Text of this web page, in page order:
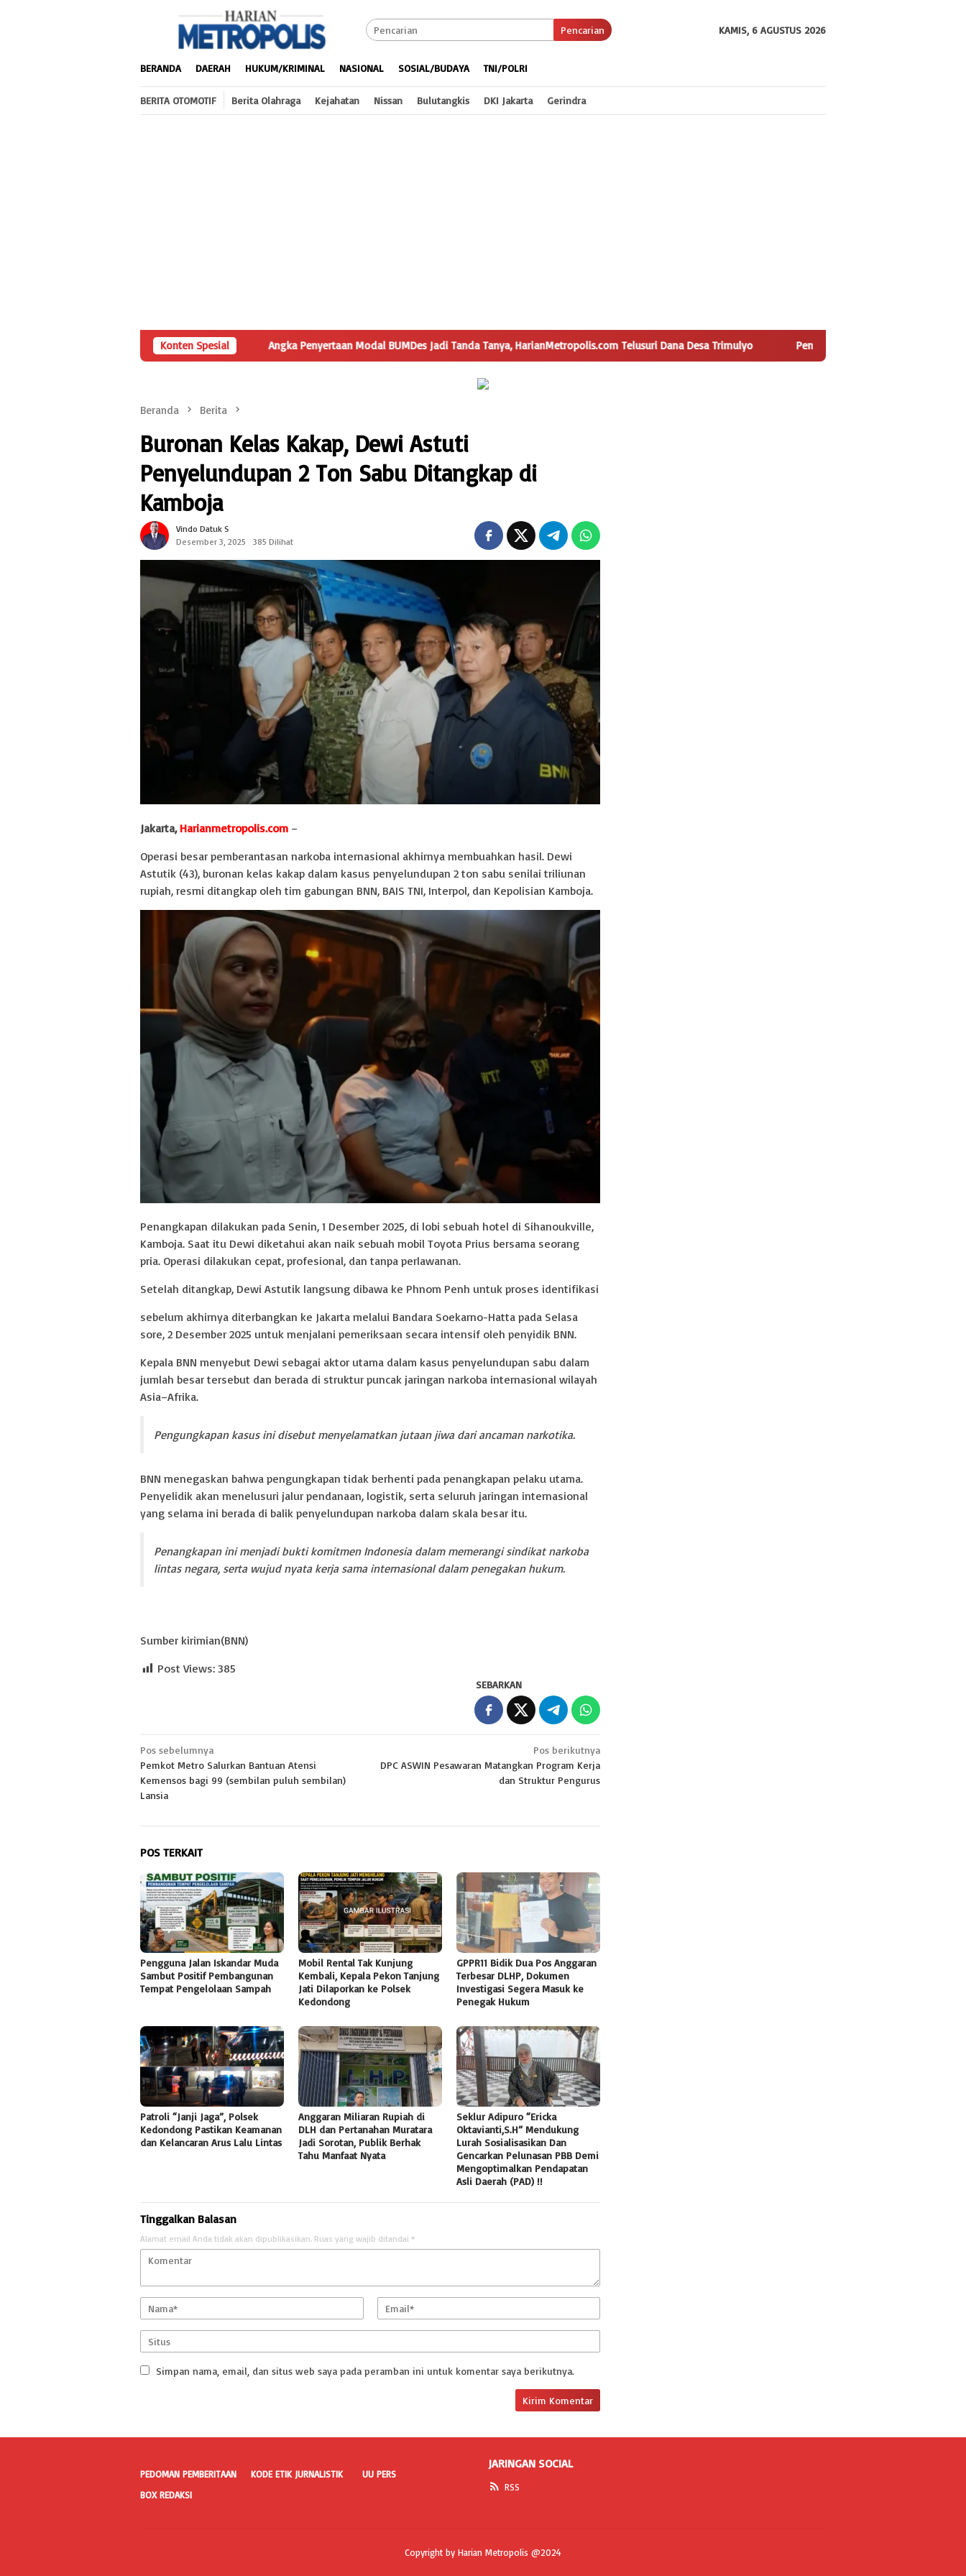
Pencarian KAMIS, 6 AGUSTUS 2026
BERANDA DAERAH HUKUM/KRIMINAL NASIONAL SOSIAL/BUDAYA TNI/POLRI
BERITA OTOMOTIF Berita Olahraga Kejahatan Nissan Bulutangkis DKI Jakarta Gerindra
Konten Spesial
Angka Penyertaan Modal BUMDes Jadi Tanda Tanya, HarianMetropolis.com Telusuri Dana Desa Trimulyo Pengguna Jalan Iskandar Muda Sambut Positif
Beranda Berita
Buronan Kelas Kakap, Dewi Astuti
Penyelundupan 2 Ton Sabu Ditangkap di
Kamboja
Vindo Datuk S
Desember 3, 2025
385 Dilihat
Jakarta, Harianmetropolis.com –
Operasi besar pemberantasan narkoba internasional akhirnya membuahkan hasil. Dewi
Astutik (43), buronan kelas kakap dalam kasus penyelundupan 2 ton sabu senilai triliunan
rupiah, resmi ditangkap oleh tim gabungan BNN, BAIS TNI, Interpol, dan Kepolisian Kamboja.
Penangkapan dilakukan pada Senin, 1 Desember 2025, di lobi sebuah hotel di Sihanoukville,
Kamboja. Saat itu Dewi diketahui akan naik sebuah mobil Toyota Prius bersama seorang
pria. Operasi dilakukan cepat, profesional, dan tanpa perlawanan.
Setelah ditangkap, Dewi Astutik langsung dibawa ke Phnom Penh untuk proses identifikasi
sebelum akhirnya diterbangkan ke Jakarta melalui Bandara Soekarno-Hatta pada Selasa
sore, 2 Desember 2025 untuk menjalani pemeriksaan secara intensif oleh penyidik BNN.
Kepala BNN menyebut Dewi sebagai aktor utama dalam kasus penyelundupan sabu dalam
jumlah besar tersebut dan berada di struktur puncak jaringan narkoba internasional wilayah
Asia–Afrika.
Pengungkapan kasus ini disebut menyelamatkan jutaan jiwa dari ancaman narkotika.
BNN menegaskan bahwa pengungkapan tidak berhenti pada penangkapan pelaku utama.
Penyelidik akan menelusuri jalur pendanaan, logistik, serta seluruh jaringan internasional
yang selama ini berada di balik penyelundupan narkoba dalam skala besar itu.
Penangkapan ini menjadi bukti komitmen Indonesia dalam memerangi sindikat narkoba
lintas negara, serta wujud nyata kerja sama internasional dalam penegakan hukum.
Sumber kirimian(BNN)
Post Views: 385
SEBARKAN
Navigasi
pos
Pos sebelumnya
Pemkot Metro Salurkan Bantuan Atensi
Kemensos bagi 99 (sembilan puluh sembilan)
Lansia
Pos berikutnya
DPC ASWIN Pesawaran Matangkan Program Kerja
dan Struktur Pengurus
POS TERKAIT
Pengguna Jalan Iskandar Muda
Sambut Positif Pembangunan
Tempat Pengelolaan Sampah
Mobil Rental Tak Kunjung
Kembali, Kepala Pekon Tanjung
Jati Dilaporkan ke Polsek
Kedondong
GPPR11 Bidik Dua Pos Anggaran
Terbesar DLHP, Dokumen
Investigasi Segera Masuk ke
Penegak Hukum
Patroli “Janji Jaga”, Polsek
Kedondong Pastikan Keamanan
dan Kelancaran Arus Lalu Lintas
Anggaran Miliaran Rupiah di
DLH dan Pertanahan Muratara
Jadi Sorotan, Publik Berhak
Tahu Manfaat Nyata
Seklur Adipuro “Ericka
Oktavianti,S.H” Mendukung
Lurah Sosialisasikan Dan
Gencarkan Pelunasan PBB Demi
Mengoptimalkan Pendapatan
Asli Daerah (PAD) !!
Tinggalkan Balasan
Alamat email Anda tidak akan dipublikasikan. Ruas yang wajib ditandai *
Simpan nama, email, dan situs web saya pada peramban ini untuk komentar saya berikutnya.
PEDOMAN PEMBERITAAN KODE ETIK JURNALISTIK
UU PERS
BOX REDAKSI
JARINGAN SOCIAL
RSS
Copyright by Harian Metropolis @2024